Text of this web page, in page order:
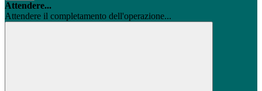
Attendere...
Attendere il completamento dell'operazione...